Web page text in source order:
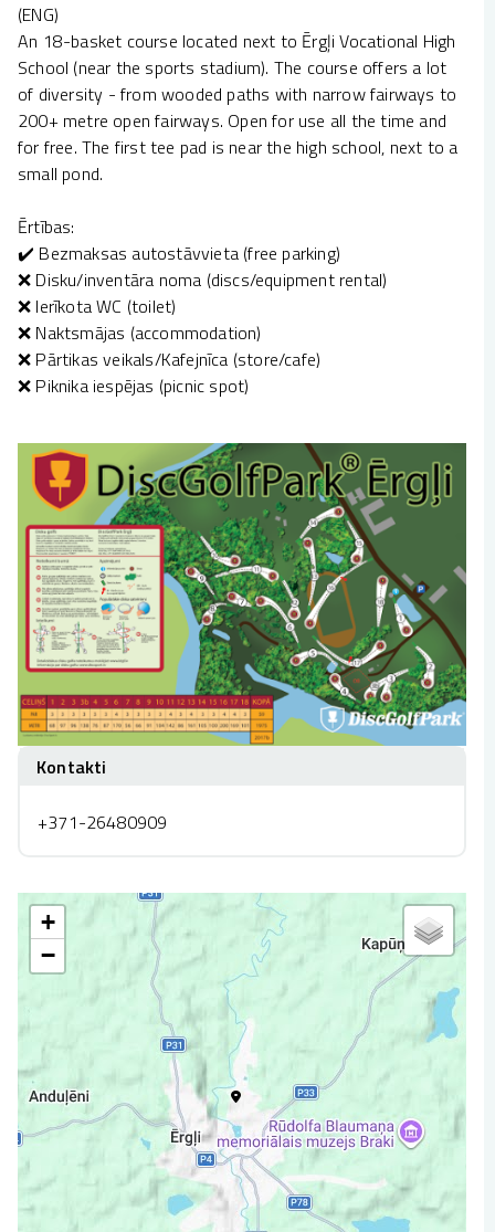
(ENG)
An 18-basket course located next to Ērgļi Vocational High
School (near the sports stadium). The course offers a lot
of diversity - from wooded paths with narrow fairways to
200+ metre open fairways. Open for use all the time and
for free. The first tee pad is near the high school, next to a
small pond.
Ērtības:
✔️ Bezmaksas autostāvvieta (free parking)
❌ Disku/inventāra noma (discs/equipment rental)
❌ Ierīkota WC (toilet)
❌ Naktsmājas (accommodation)
❌ Pārtikas veikals/Kafejnīca (store/cafe)
❌ Piknika iespējas (picnic spot)
Kontakti
+371-26480909
+
−